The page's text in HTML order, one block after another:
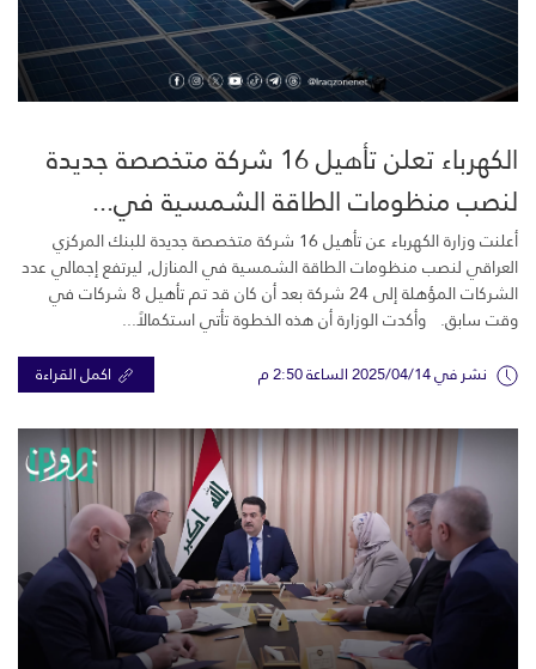
الكهرباء تعلن تأهيل 16 شركة متخصصة جديدة
لنصب منظومات الطاقة الشمسية في...
أعلنت وزارة الكهرباء عن تأهيل 16 شركة ‏متخصصة جديدة للبنك المركزي
العراقي لنصب منظومات الطاقة الشمسية في المنازل, ليرتفع إجمالي عدد
‏الشركات المؤهلة إلى 24 شركة بعد أن كان قد تم تأهيل 8 شركات في
وقت سابق. وأكدت الوزارة أن هذه الخطوة تأتي استكمالاً...
نشر في 2025/04/14 الساعة 2:50 م اكمل القراءة